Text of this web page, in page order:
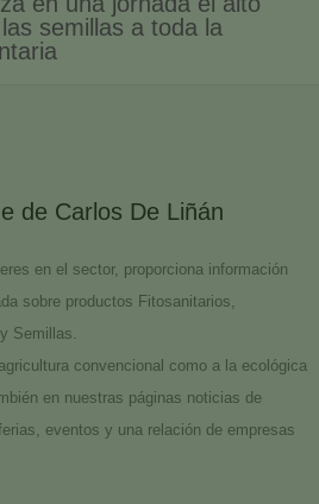
semillas a toda la
de Carlos De Liñán
en el sector, proporciona información
sobre productos Fitosanitarios,
Semillas.
convencional como a la ecológica
en nuestras páginas noticias de
eventos y una relación de empresas